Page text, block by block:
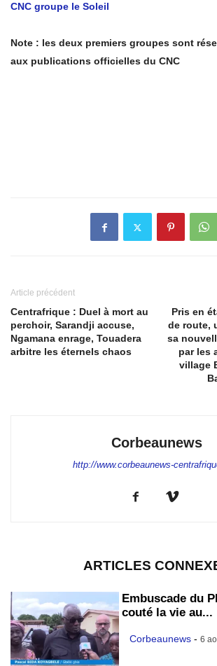
CNC groupe le Soleil
Note : les deux premiers groupes sont
aux publications officielles du CNC
Article précédent
Centrafrique : Duel à mort au
perchoir, Sarandji accuse,
Ngamana enrage, Touadera
arbitre les éternels chaos
Pris en
de route,
sa
par les
village
Corbeaunews
http://www.corbeaunews-
ARTICLES
Embuscade du
couté la vie au...
Corbeaunews - 6